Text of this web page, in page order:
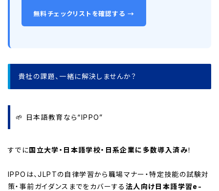
無料チェックリストを確認する →
貴社の課題、一緒に解決しませんか？
🌱 日本語教育なら“IPPO”
すでに国立大学・日本語学校・日系企業に多数導入済み！
IPPOは、JLPTの自律学習から職場マナー・特定技能の試験対
策・事前ガイダンスまでをカバーする 法人向け日本語学習e-